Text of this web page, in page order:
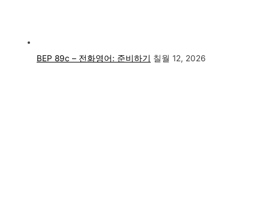
BEP 89c – 전화영어: 준비하기 칠월 12, 2026